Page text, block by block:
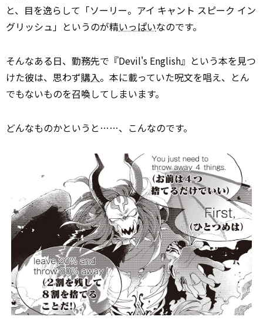
と、目を逸らして「ソーリー。アイ キャント スピーク イン
グリッシュ」というのが精いっぱいなのです。
そんなある日、勤務先で『Devil's English』という本を見つ
けた彼は、思わず購入。本に載っていた呪文を唱え、とん
でもないものを召喚してしまいます。
どんなものかというと……、こんなのです。